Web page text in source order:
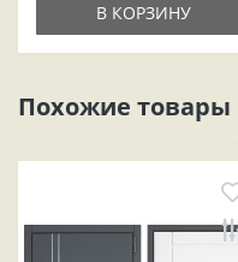
В КОРЗИНУ
Похожие товары